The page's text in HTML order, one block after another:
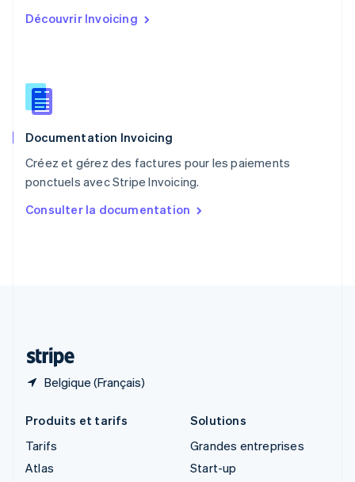
Découvrir Invoicing
Documentation Invoicing
Créez et gérez des factures pour les paiements
ponctuels avec Stripe Invoicing.
Consulter la documentation
Belgique (Français)
PortuguêsEnglish
English
Roumanie
Royaume-Uni
Singapour
English 简体中文
English
Produits et tarifs
Tarifs
Atlas
Solutions
Grandes entreprises
Start-up